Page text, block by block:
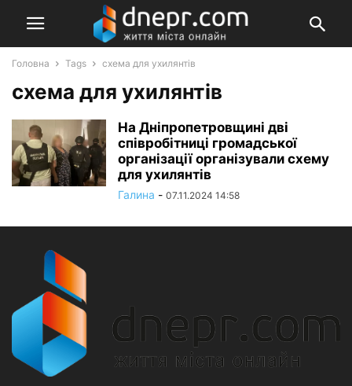
Головна Tags схема для ухилянтів
схема для ухилянтів
На Дніпропетровщині дві
співробітниці громадської
організації організували схему
для ухилянтів
Галина - 07.11.2024 14:58